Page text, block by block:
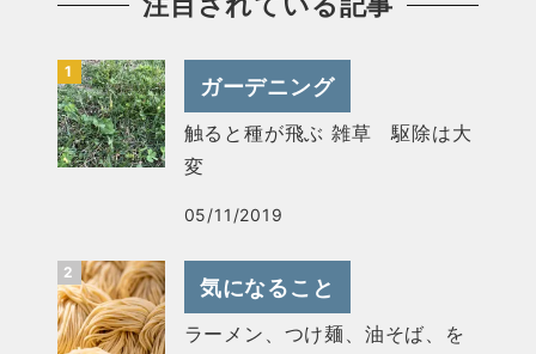
ガーデニング
触ると種が飛ぶ 雑草 駆除は大
変
05/11/2019
気になること
ラーメン、つけ麺、油そば、を